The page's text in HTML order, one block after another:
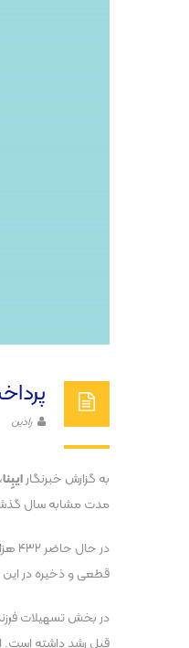
رادین
به گزارش خبرنگارایبِنا
مدت مشابه سال گذشته ۲ درصد رشد داشته و این در حالی است که در سال قبل ۴۲ همت آزادسازی سپرده قانونی بانک‌ها در سرفصل
قطعی و ذخیره در این بخش به ۵۵۲